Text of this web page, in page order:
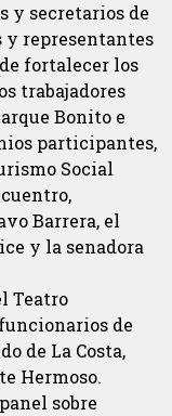
y secretarios de
y representantes
fortalecer los
trabajadores
Bonito e
participantes,
Social
Barrera, el
y la senadora
Teatro
de
de La Costa,
Hermoso.
sobre